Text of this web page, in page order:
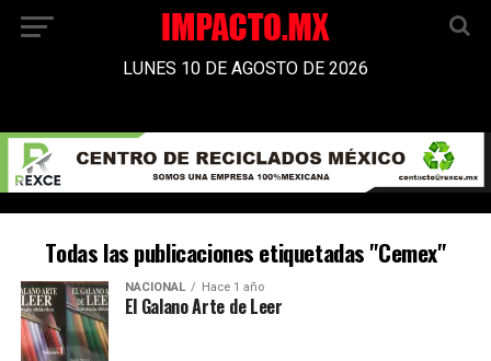
LUNES 10 DE AGOSTO DE 2026
Todas las publicaciones etiquetadas "Cemex"
NACIONAL Hace 1 año
El Galano Arte de Leer